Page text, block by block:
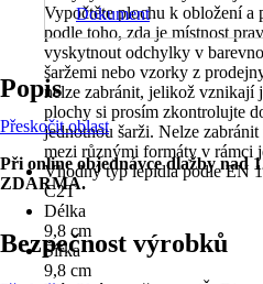
Vypočtěte plochu k obložení a
podle toho, zda je místnost
vyskytnout odchylky v
šaržemi nebo vzorky z
nelze zabránit, jelikož vznikají
plochy si prosím zkontrolujte
jednotnou šarži. Nelze
mezi různými formáty v rámci
Vhodný typ lepidla podle EN
C2T
Délka
9,8 cm
Šířka
9,8 cm
Dokument
Popis
Přeskočit oblast
Při online objednávce dlažby nad
ZDARMA.
Bezpečnost výrobků